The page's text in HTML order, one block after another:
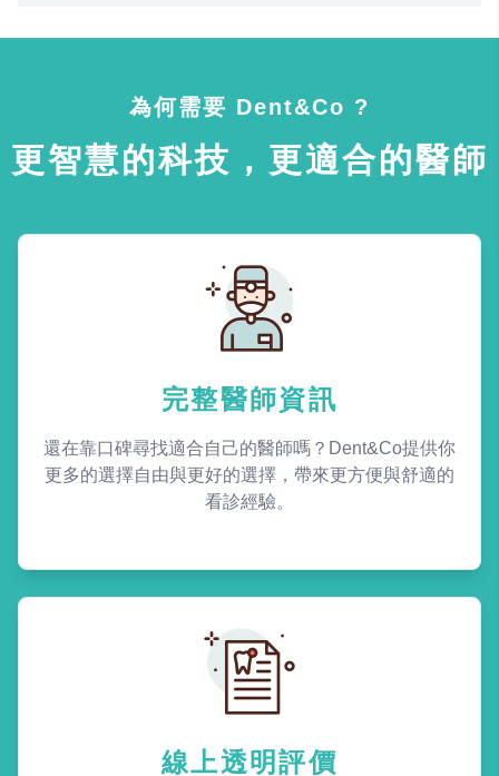
為何需要 Dent&Co ?
更智慧的科技，更適合的醫師
完整醫師資訊
還在靠口碑尋找適合自己的醫師嗎？Dent&Co提供你
更多的選擇自由與更好的選擇，帶來更方便與舒適的
看診經驗。
線上透明評價